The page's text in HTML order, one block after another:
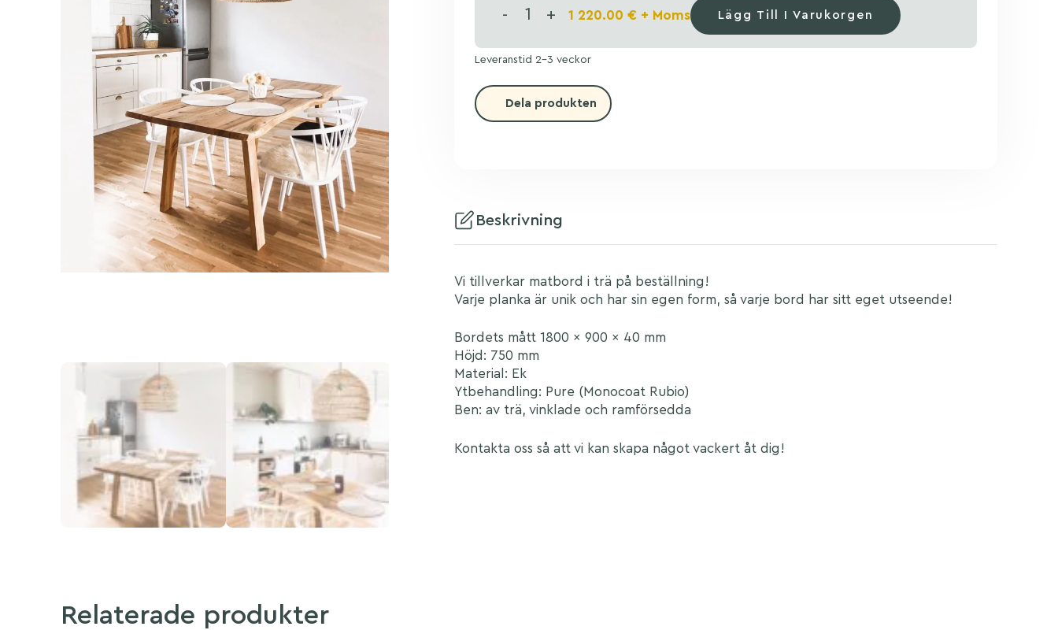
- + 1 220.00 € + Moms Lägg Till I Varukorgen
Leveranstid 2-3 veckor
Dela produkten
Beskrivning
Vi tillverkar matbord i trä på beställning!
Varje planka är unik och har sin egen form, så varje bord har sitt eget utseende!
Bordets mått 1800 x 900 x 40 mm
Höjd: 750 mm
Material: Ek
Ytbehandling: Pure (Monocoat Rubio)
Ben: av trä, vinklade och ramförsedda
Kontakta oss så att vi kan skapa något vackert åt dig!
Relaterade produkter